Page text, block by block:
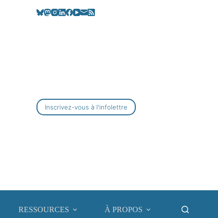
Inscrivez-vous à l'infolettre
RESSOURCES À PROPOS